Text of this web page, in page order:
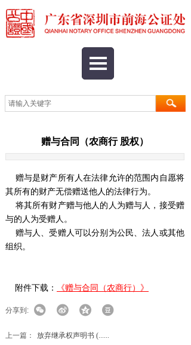
赠与合同（农商行 股权）
赠与是财产所有人在法律允许的范围内自愿将
其所有的财产无偿赠送他人的法律行为。
将其所有财产赠与他人的人为赠与人，接受赠
与的人为受赠人。
赠与人、受赠人可以分别为公民、法人或其他
组织。
附件下载： 《赠与合同（农商行）》
分享到:
上一篇：
放弃继承权声明书 (......